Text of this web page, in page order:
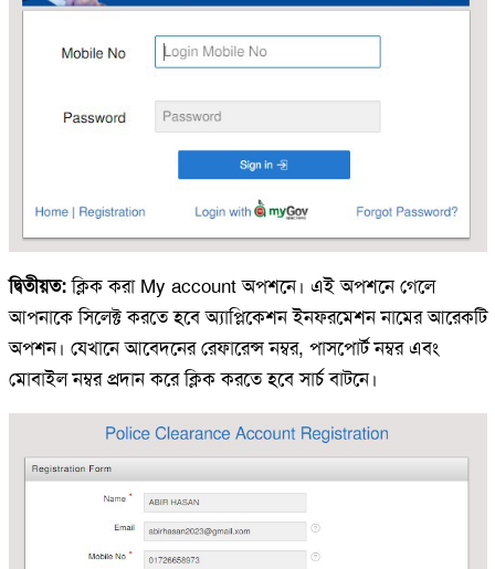
দ্বিতীয়ত:ক্লিক করা My account অপশনে। এই অপশনে গেলে
আপনাকে সিলেক্ট করতে হবে অ্যাপ্লিকেশন ইনফরমেশন নামের আরেকটি
অপশন। যেখানে আবেদনের রেফারেন্স নম্বর, পাসপোর্ট নম্বর এবং
মোবাইল নম্বর প্রদান করে ক্লিক করতে হবে সার্চ বাটনে।